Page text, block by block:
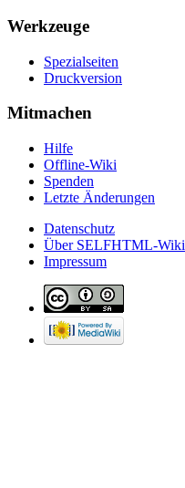
Werkzeuge
Spezialseiten
Druckversion
Mitmachen
Hilfe
Offline-Wiki
Spenden
Letzte Änderungen
Datenschutz
Über SELFHTML-Wiki
Impressum